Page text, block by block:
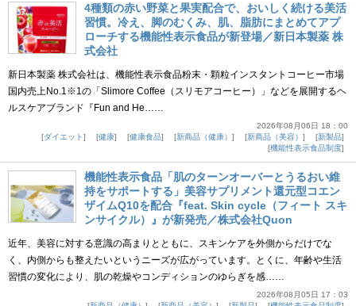
4種類の赤い野菜と果実配合で、おいしく続ける美活
習慣。冷え、脚のむくみ、肌、脂肪にまとめてアプ
ローチする機能性表示食品が新登場／新日本製薬 株
式会社
新日本製薬 株式会社は、機能性表示食品粉末・顆粒インスタントコーヒー市場
国内売上No.1※1の「Slimore Coffee（スリモアコーヒー）」などを展開するヘ
ルスケアブランド『Fun and He……
2026年08月06日 18：00
ダイエット
健康 健康食品 新商品（健康） 新商品（美容）
新製品
機能性表示食品制度
機能性表示食品「肌のターンオーバーとうるおい維
持をサポートする」美容サプリメント還元型コエン
ザイムQ10を配合『feat. Skin cycle（フィート スキ
ンサイクル）』が新発売／株式会社Quon
近年、美容に対する意識の高まりとともに、スキンケアを外側からだけでな
く、内側からも整えたいというニーズが広がっています。とくに、年齢や生活
習慣の変化により、肌の乾燥やコンディションのゆらぎを感……
2026年08月05日 17：03